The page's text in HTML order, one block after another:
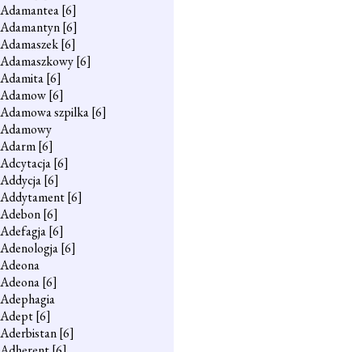
Adamantea[6]
Adamantyn[6]
Adamaszek[6]
Adamaszkowy[6]
Adamita[6]
Adamow[6]
Adamowa szpilka[6]
Adamowy
Adarm[6]
Adcytacja[6]
Addycja[6]
Addytament[6]
Adebon[6]
Adefagja[6]
Adenologja[6]
Adeona
Adeona[6]
Adephagia
Adept[6]
Aderbistan[6]